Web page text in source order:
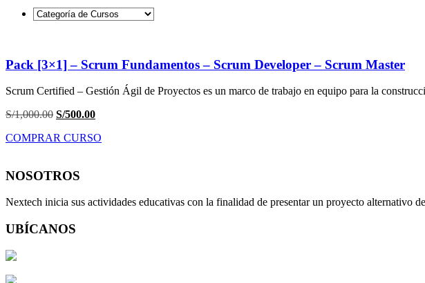
Pack [3×1] – Scrum Fundamentos – Scrum Developer – Scrum Master
Scrum Certified – Gestión Ágil de Proyectos es un marco de trabajo en equipo para la
S/1,000.00 El
original
S/500.00
actual
COMPRAR CURSO
NOSOTROS
Nextech inicia sus actividades educativas con la finalidad de presentar un proyecto alternativo
UBÍCANOS